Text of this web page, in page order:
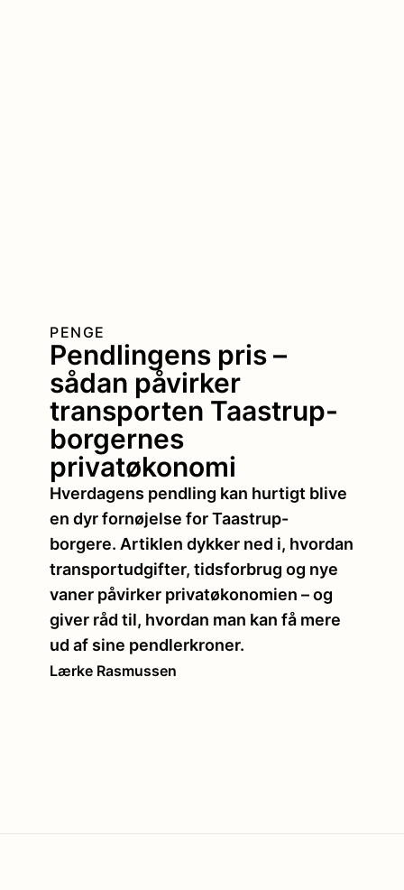
Pendlingens pris –
sådan påvirker
transporten Taastrup-
borgernes
privatøkonomi
PENGE
Hverdagens pendling kan hurtigt blive
en dyr fornøjelse for Taastrup-
borgere. Artiklen dykker ned i, hvordan
transportudgifter, tidsforbrug og nye
vaner påvirker privatøkonomien – og
giver råd til, hvordan man kan få mere
ud af sine pendlerkroner.
Lærke Rasmussen